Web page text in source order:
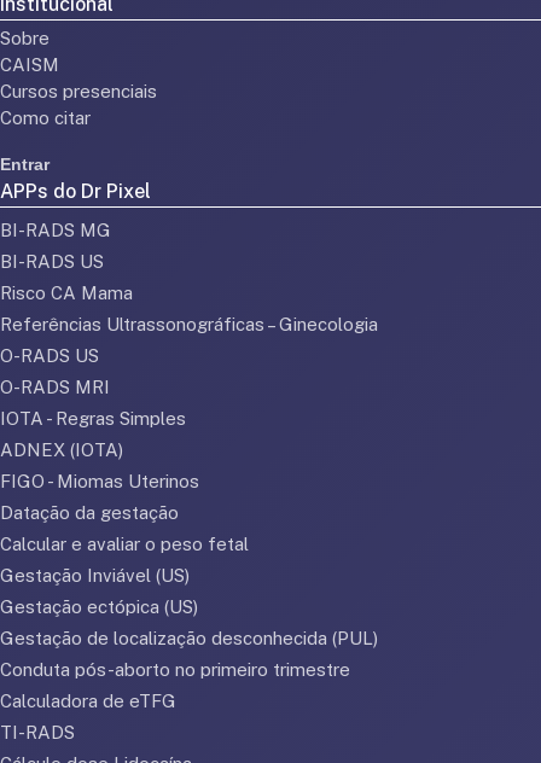
Sobre
CAISM
Cursos presenciais
Como citar
Entrar
APPs do Dr Pixel
BI-RADS MG
BI-RADS US
Risco CA Mama
Referências Ultrassonográficas – Ginecologia
O-RADS US
O-RADS MRI
IOTA - Regras Simples
ADNEX (IOTA)
FIGO - Miomas Uterinos
Datação da gestação
Calcular e avaliar o peso fetal
Gestação Inviável (US)
Gestação ectópica (US)
Gestação de localização desconhecida (PUL)
Conduta pós-aborto no primeiro trimestre
Calculadora de eTFG
TI-RADS